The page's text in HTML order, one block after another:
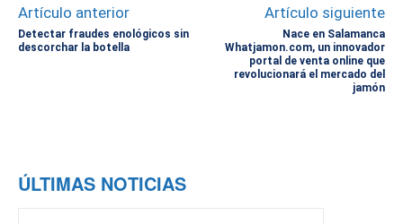
Artículo anterior
Detectar fraudes enológicos sin
descorchar la botella
Artículo siguiente
Nace en Salamanca
Whatjamon.com, un innovador
portal de venta online que
revolucionará el mercado del
jamón
ÚLTIMAS NOTICIAS